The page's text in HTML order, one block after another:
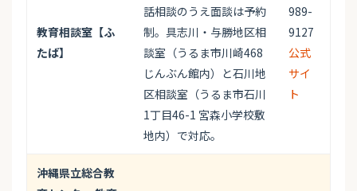
教育相談室【ふ
たば】
話相談のうえ面談は予約
制。具志川・与勝地区相
談室（うるま市川崎468
じんぶん館内）と石川地
区相談室（うるま市石川
1丁目46-1 宮森小学校敷
地内）で対応。
989-
9127
公式
サイ
ト
沖縄県立総合教